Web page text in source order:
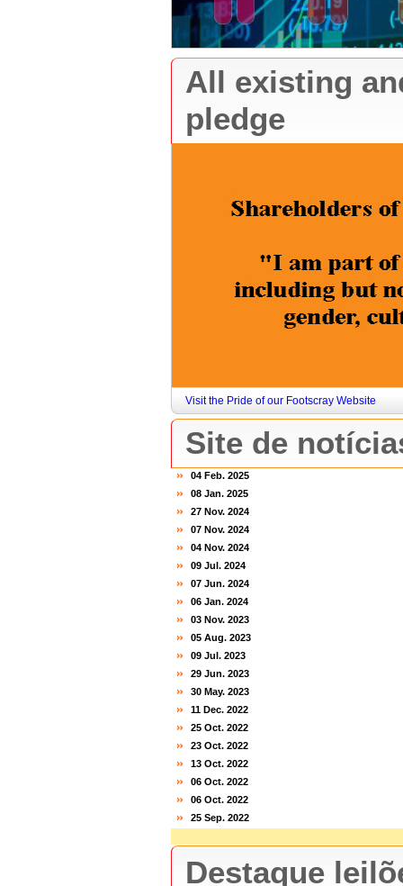
All existing
pledge
Visit the Pride of our Footscray Website
Site de
04 Feb. 2025
08 Jan. 2025
27 Nov. 2024
07 Nov. 2024
04 Nov. 2024
09 Jul. 2024
07 Jun. 2024
06 Jan. 2024
03 Nov. 2023
05 Aug. 2023
09 Jul. 2023
29 Jun. 2023
30 May. 2023
11 Dec. 2022
25 Oct. 2022
23 Oct. 2022
13 Oct. 2022
06 Oct. 2022
06 Oct. 2022
25 Sep. 2022
Destaque